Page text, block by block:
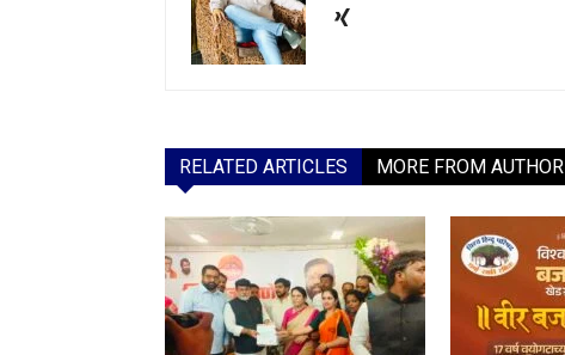
RELATED ARTICLES MORE FROM AUTHOR